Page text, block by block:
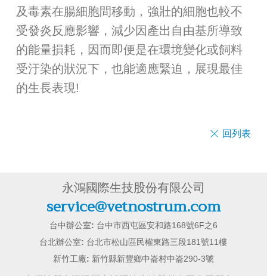
及毒素在腸細胞間移動，強壯的細胞也較不
受發炎反應影響，減少因產出自由基所導致
的能量損耗，因而即便是在環境變化或飼料
受汙染的狀況下，也能適應緊迫，展現最佳
的生長表現!
回列表
永鴻國際生技股份有限公司
service@vetnostrum.com
台中辦公室: 台中市西屯區安和路168號6F之6
台北辦公室: 台北市松山區民權東路三段181號11樓
新竹工廠: 新竹縣新豐鄉中崙村中崙290-3號